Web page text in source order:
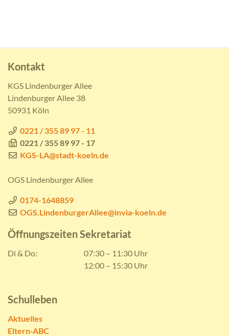
Kontakt
KGS Lindenburger Allee
Lindenburger Allee 38
50931 Köln
0221 / 355 89 97 - 11
0221 / 355 89 97 - 17
KGS-LA@stadt-koeln.de
OGS Lindenburger Allee
0174-1648859
OGS.LindenburgerAllee@invia-koeln.de
Öffnungszeiten Sekretariat
Di & Do:
07:30 – 11:30 Uhr
12:00 – 15:30 Uhr
Schulleben
Aktuelles
Eltern-ABC